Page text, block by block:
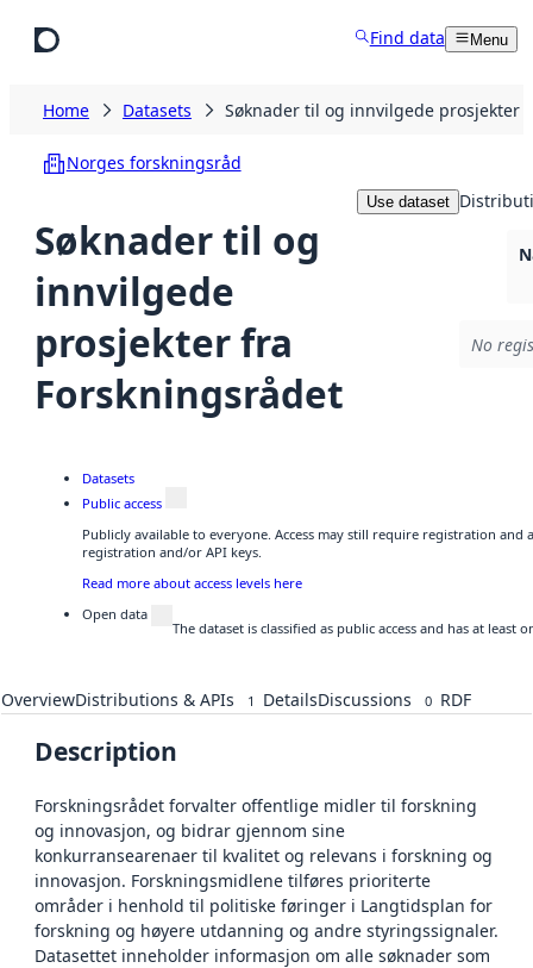
Find data Menu
Home Datasets Søknader til og innvilgede prosjekter
Norges forskningsråd
Søknader til og
innvilgede
prosjekter fra
Forskningsrådet
Use dataset
No
Datasets
Public access
Publicly available to everyone. Access may still require registration and
registration and/or API keys.
Read more about access levels here
Open data
The dataset is classified as public access and has at
OverviewDistributions & APIs 1 DetailsDiscussions 0 RDF
Description
Forskningsrådet forvalter offentlige midler til forskning
og innovasjon, og bidrar gjennom sine
konkurransearenaer til kvalitet og relevans i forskning og
innovasjon. Forskningsmidlene tilføres prioriterte
områder i henhold til politiske føringer i Langtidsplan for
forskning og høyere utdanning og andre styringssignaler.
Datasettet inneholder informasjon om alle søknader som